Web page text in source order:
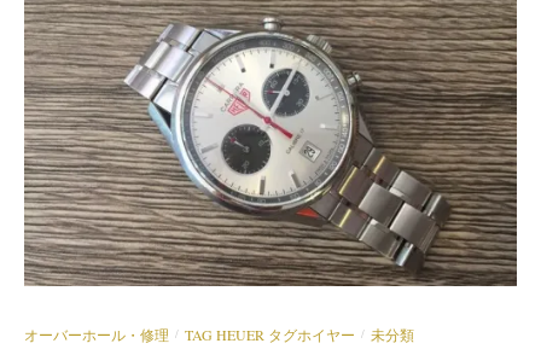
オーバーホール・修理 / TAG HEUER タグホイヤー / 未分類